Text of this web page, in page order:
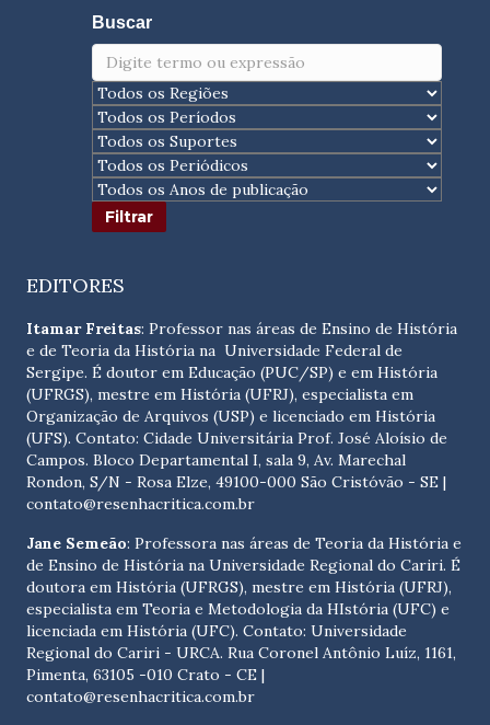
Buscar
EDITORES
Itamar Freitas: Professor nas áreas de Ensino de História
e de Teoria da História na Universidade Federal de
Sergipe. É doutor em Educação (PUC/SP) e em História
(UFRGS), mestre em História (UFRJ), especialista em
Organização de Arquivos (USP) e licenciado em História
(UFS). Contato: Cidade Universitária Prof. José Aloísio de
Campos. Bloco Departamental I, sala 9, Av. Marechal
Rondon, S/N - Rosa Elze, 49100-000 São Cristóvão - SE |
contato@resenhacritica.com.br
Jane Semeão: Professora nas áreas de Teoria da História e
de Ensino de História na Universidade Regional do Cariri. É
doutora em História (UFRGS), mestre em História (UFRJ),
especialista em Teoria e Metodologia da HIstória (UFC) e
licenciada em História (UFC). Contato: Universidade
Regional do Cariri - URCA. Rua Coronel Antônio Luíz, 1161,
Pimenta, 63105 -010 Crato - CE |
contato@resenhacritica.com.br